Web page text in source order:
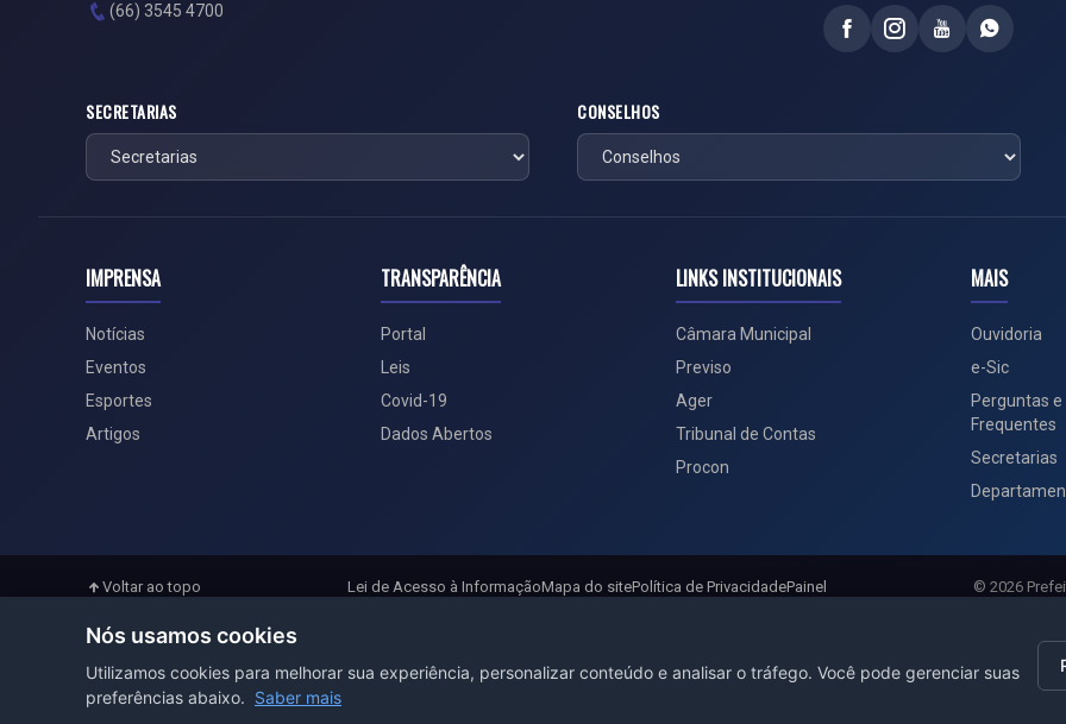
(66) 3545 4700
SECRETARIAS CONSELHOS
IMPRENSA
Notícias
Eventos
Esportes
Artigos
TRANSPARÊNCIA
Portal
Leis
Covid-19
Dados Abertos
LINKS INSTITUCIONAIS
Câmara Municipal
Previso
Ager
Tribunal de Contas
Procon
MAIS
Ouvidoria
e-Sic
Perguntas
Frequentes
Secretarias
Voltar ao topo Lei de Acesso à InformaçãoMapa do sitePolítica de PrivacidadePainel © 2026
Nós usamos cookies
Utilizamos cookies para melhorar sua experiência, personalizar conteúdo e analisar o tráfego. Você pode gerenciar suas
preferências abaixo. Saber mais